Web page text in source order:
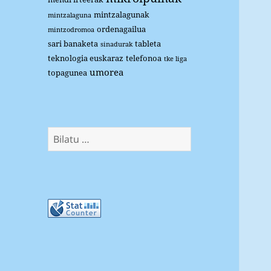
mintzalaguna mintzalagunak
mintzodromoa ordenagailua
sari banaketa sinadurak tableta
teknologia euskaraz telefonoa tke liga
topagunea umorea
Bilatu: